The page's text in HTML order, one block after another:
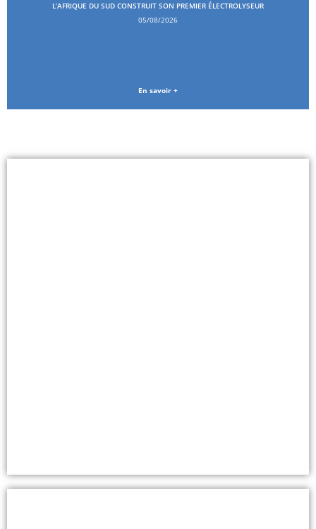
L’AFRIQUE DU SUD CONSTRUIT SON PREMIER ÉLECTROLYSEUR
05/08/2026
En savoir +